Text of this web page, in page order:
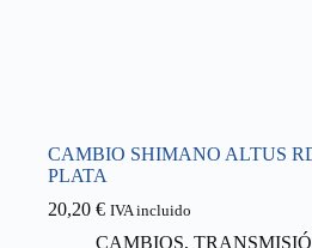
CAMBIO SHIMANO ALTUS
PLATA
20,20 € IVA incluido
CAMBIOS,